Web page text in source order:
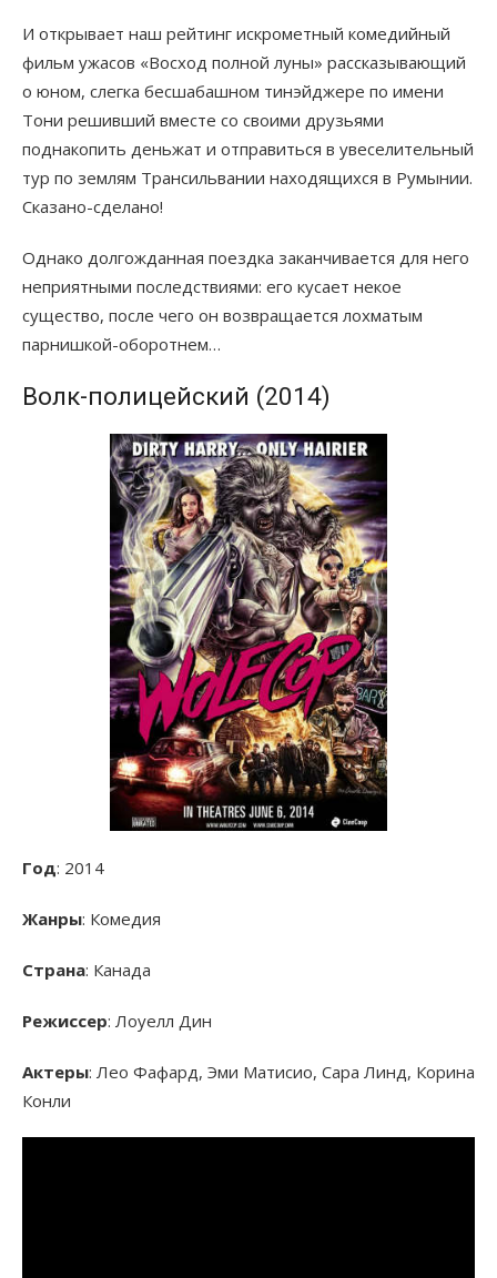
И открывает наш рейтинг искрометный комедийный
фильм ужасов «Восход полной луны» рассказывающий
о юном, слегка бесшабашном тинэйджере по имени
Тони решивший вместе со своими друзьями
поднакопить деньжат и отправиться в увеселительный
тур по землям Трансильвании находящихся в Румынии.
Сказано-сделано!
Однако долгожданная поездка заканчивается для него
неприятными последствиями: его кусает некое
существо, после чего он возвращается лохматым
парнишкой-оборотнем…
Волк-полицейский (2014)
Год: 2014
Жанры: Комедия
Страна: Канада
Режиссер: Лоуелл Дин
Актеры: Лео Фафард, Эми Матисио, Сара Линд, Корина
Конли